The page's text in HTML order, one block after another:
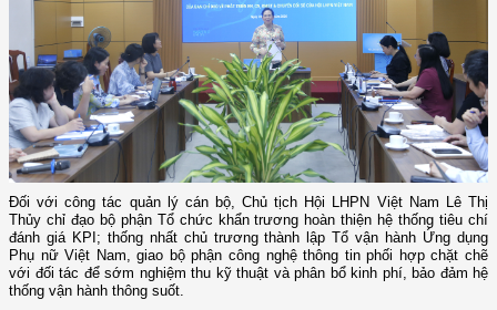
Đối với công tác quản lý cán bộ, Chủ tịch Hội LHPN Việt Nam Lê Thị
Thủy chỉ đạo bộ phận Tổ chức khẩn trương hoàn thiện hệ thống tiêu chí
đánh giá KPI; thống nhất chủ trương thành lập Tổ vận hành Ứng dụng
Phụ nữ Việt Nam, giao bộ phận công nghệ thông tin phối hợp chặt chẽ
với đối tác để sớm nghiệm thu kỹ thuật và phân bổ kinh phí, bảo đảm hệ
thống vận hành thông suốt.